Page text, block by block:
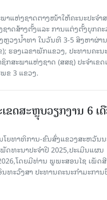
າແຫ່ງຊາດຕາງໜ້າໃຫ້ຄະນະປະຈໍາ
າດສ້າງຕັ້ງແລະ ການແຕ່ງຕັ້ງບຸກຄະ
ຫຼວງນ້ຳທາ ໃນວັນທີ 3-5 ສິງຫາຜ່າ
ຮອງເລຂາພັກແຂວງ, ປະທານຄະນ
ກສະພາແຫ່ງຊາດ (ສສຊ) ປະຈໍາເຂດ
ຂ 3 ແຂວງ.
ດສະຫຼຸບວຽກງານ 6 ເ
ຍທາທິການ-ຂົນສົ່ງແຂວງສະຫວັນ
ທະນາປະຈໍາປີ 2025,ປະເມີນແຜນ
ໂດຍມີທ່ານ ພູພະສອນໄຊ ເພັດ
ະວົງສາ ປະທານຄະນະກໍາມະການ